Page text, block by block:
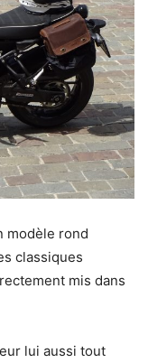
modèle rond
classiques
mis dans
lui aussi tout